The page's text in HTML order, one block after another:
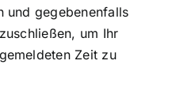
und gegebenenfalls
um Ihr
Zeit zu